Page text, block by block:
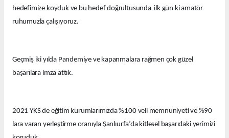
hedefimize koyduk ve bu hedef doğrultusunda ilk gün ki amatör
ruhumuzla çalışıyoruz.
Geçmiş iki yılda Pandemiye ve kapanmalara rağmen çok güzel
başarılara imza attık.
2021 YKS de eğitim kurumlarımızda %100 veli memnuniyeti ve %90
lara varan yerleştirme oranıyla Şanlıurfa’da kitlesel başarıdaki yerimizi